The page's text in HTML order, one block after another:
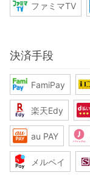
ファミマTV
決済手段
FamiPay
楽天Edy
au PAY
メルペイ